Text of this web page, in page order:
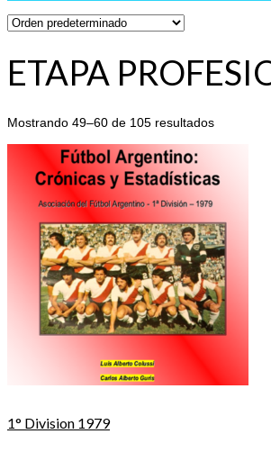
ETAPA
Mostrando 49–60 de 105 resultados
1° Division 1979